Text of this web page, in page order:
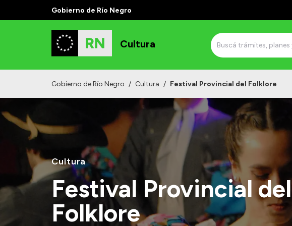
Gobierno de Río Negro
Cultura
Gobierno de Río Negro / Cultura / Festival Provincial del Folklore
Cultura
Festival Provincial del
Folklore